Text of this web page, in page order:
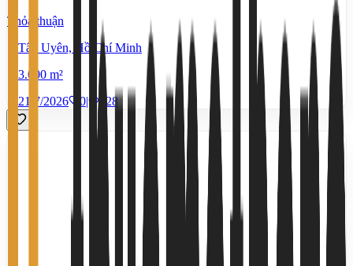
Thỏa thuận
Tân Uyên, Hồ Chí Minh
3.000 m²
21/7/2026
0| 528